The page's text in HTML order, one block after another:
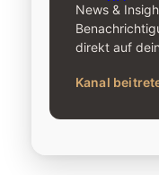
News &
direkt auf
Kanal